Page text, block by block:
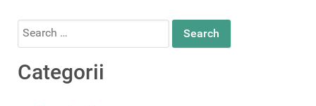
Search
Categorii